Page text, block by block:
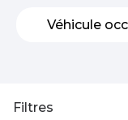
Véhicule
Filtres